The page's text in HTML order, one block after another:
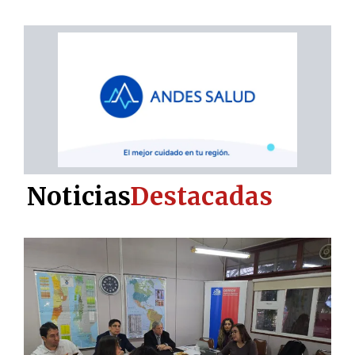
NoticiasDestacadas